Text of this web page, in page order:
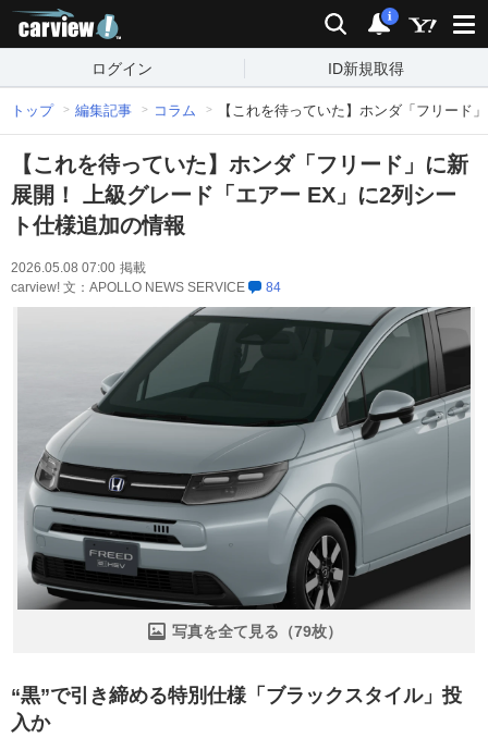
検索 通知
i
ログイン ID新規取得
トップ 編集記事 コラム 【これを待っていた】ホンダ「フリード
【これを待っていた】ホンダ「フリード」に新
展開！ 上級グレード「エアー EX」に2列シー
ト仕様追加の情報
2026.05.08 07:00 掲載
carview! 文：APOLLO NEWS SERVICE
84
写真を全て見る（79枚）
“黒”で引き締める特別仕様「ブラックスタイル」投
入か